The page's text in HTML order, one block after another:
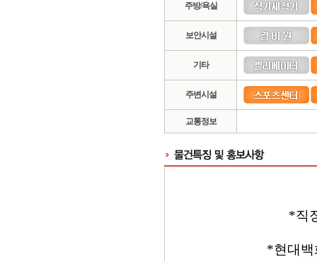
주방/욕실
보안시설
기타
주변시설
교통정보
*직
*현대백